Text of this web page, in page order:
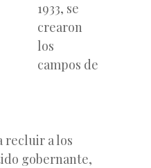
1933, se
crearon
los
campos de
recluir a los
gobernante,